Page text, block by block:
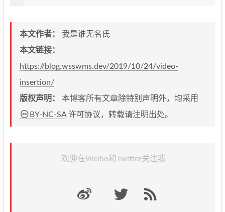
本文作者： 我是谁无名氏
本文链接：
https://blog.wsswms.dev/2019/10/24/video-
insertion/
版权声明： 本博客所有文章除特别声明外，均采用
BY-NC-SA许可协议，转载请注明出处。
欢迎在Weibo和Twitter关注我